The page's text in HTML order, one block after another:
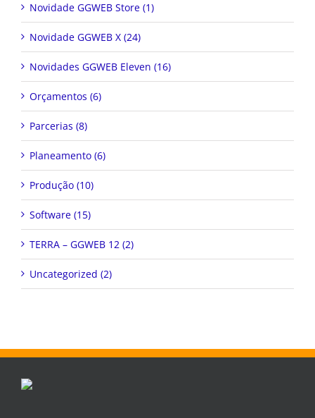
Novidade GGWEB Store (1)
Novidade GGWEB X (24)
Novidades GGWEB Eleven (16)
Orçamentos (6)
Parcerias (8)
Planeamento (6)
Produção (10)
Software (15)
TERRA – GGWEB 12 (2)
Uncategorized (2)